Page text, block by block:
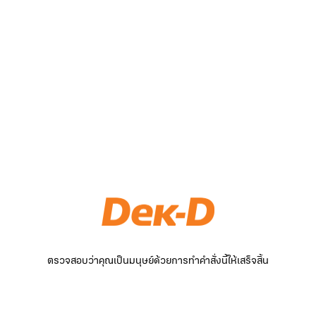
ตรวจสอบว่าคุณเป็นมนุษย์ด้วยการทำคำสั่งนี้ให้เสร็จสิ้น